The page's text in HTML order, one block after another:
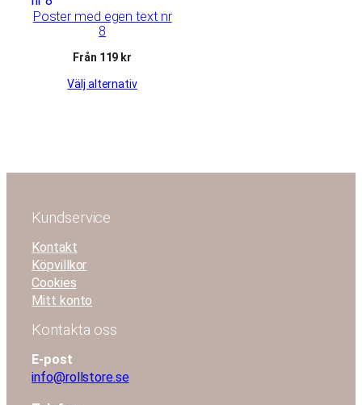
Poster med egen text nr
8
Från 119 kr
Välj alternativ
Kundservice
Kontakt
Köpvillkor
Cookies
Mitt konto
Kontakta oss
E-post
info@rollstore.se